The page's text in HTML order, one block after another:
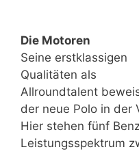
Die Motoren
Seine erstklassigen
Qualitäten als
Allroundtalent
der neue Polo in der
Hier stehen fünf
Leistungsspektrum